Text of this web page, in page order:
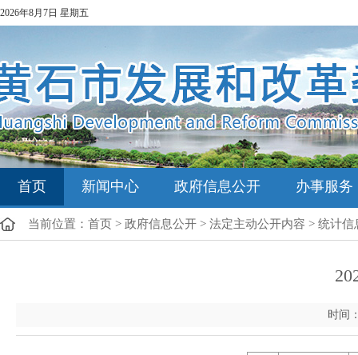
2026年8月7日 星期五
首页 新闻中心 政府信息公开 办事服务
当前位置： 首页 > 政府信息公开 > 法定主动公开内容 > 统计信
时间：